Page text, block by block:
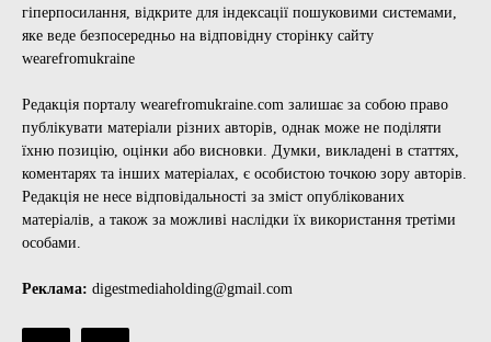
гіперпосилання, відкрите для індексації пошуковими системами,
яке веде безпосередньо на відповідну сторінку сайту
wearefromukraine
Редакція порталу wearefromukraine.com залишає за собою право
публікувати матеріали різних авторів, однак може не поділяти
їхню позицію, оцінки або висновки. Думки, викладені в статтях,
коментарях та інших матеріалах, є особистою точкою зору авторів.
Редакція не несе відповідальності за зміст опублікованих
матеріалів, а також за можливі наслідки їх використання третіми
особами.
Реклама: digestmediaholding@gmail.com